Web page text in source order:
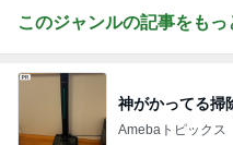
このジャンルの記事をもっ
神がかってる掃
Amebaトピックス